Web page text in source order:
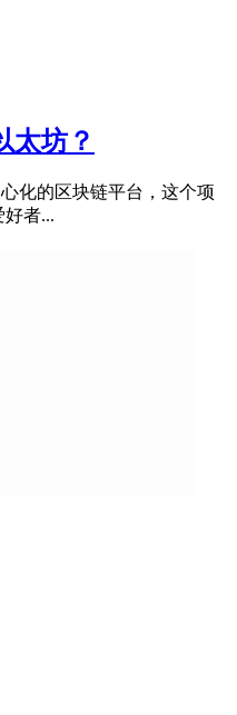
太坊？
化的区块链平台，这个项
好者...